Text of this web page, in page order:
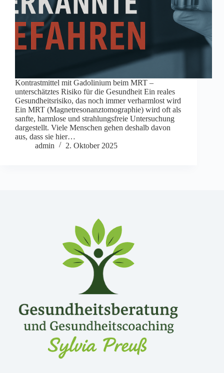
Kontrastmittel mit Gadolinium beim MRT –
unterschätztes Risiko für die Gesundheit Ein reales
Gesundheitsrisiko, das noch immer verharmlost wird
Ein MRT (Magnetresonanztomographie) wird oft als
sanfte, harmlose und strahlungsfreie Untersuchung
dargestellt. Viele Menschen gehen deshalb davon
aus, dass sie hier…
admin
2. Oktober 2025